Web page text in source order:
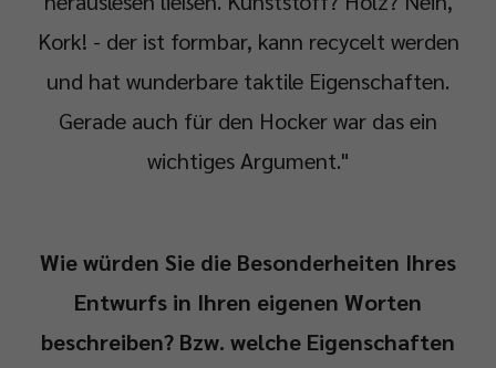
Kork! - der ist formbar, kann recycelt werden
und hat wunderbare taktile Eigenschaften.
Gerade auch für den Hocker war das ein
wichtiges Argument."
Wie würden Sie die Besonderheiten Ihres
Entwurfs in Ihren eigenen Worten
beschreiben? Bzw. welche Eigenschaften